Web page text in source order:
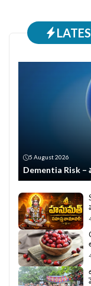
5 August 2026
Dementia Risk